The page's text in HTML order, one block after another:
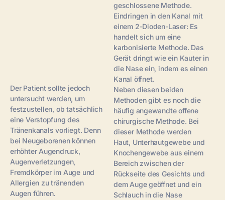
Der Patient sollte jedoch
untersucht werden, um
festzustellen, ob tatsächlich
eine Verstopfung des
Tränenkanals vorliegt. Denn
bei Neugeborenen können
erhöhter Augendruck,
Augenverletzungen,
Fremdkörper im Auge und
Allergien zu tränenden
Augen führen.
geschlossene Methode.
Eindringen in den Kanal mit
einem 2-Dioden-Laser: Es
handelt sich um eine
karbonisierte Methode. Das
Gerät dringt wie ein Kauter in
die Nase ein, indem es einen
Kanal öffnet.
Neben diesen beiden
Methoden gibt es noch die
häufig angewandte offene
chirurgische Methode. Bei
dieser Methode werden
Haut, Unterhautgewebe und
Knochengewebe aus einem
Bereich zwischen der
Rückseite des Gesichts und
dem Auge geöffnet und ein
Schlauch in die Nase